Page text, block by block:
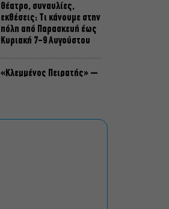
Θέατρο, συναυλίες,
εκθέσεις: Τι κάνουμε στην
πόλη από Παρασκευή έως
Κυριακή 7-9 Αυγούστου
«Κλεμμένος Πειρατής» –
στην Πάτμο